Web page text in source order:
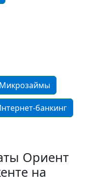
Микрозаймы
банкинг
Ориент
на